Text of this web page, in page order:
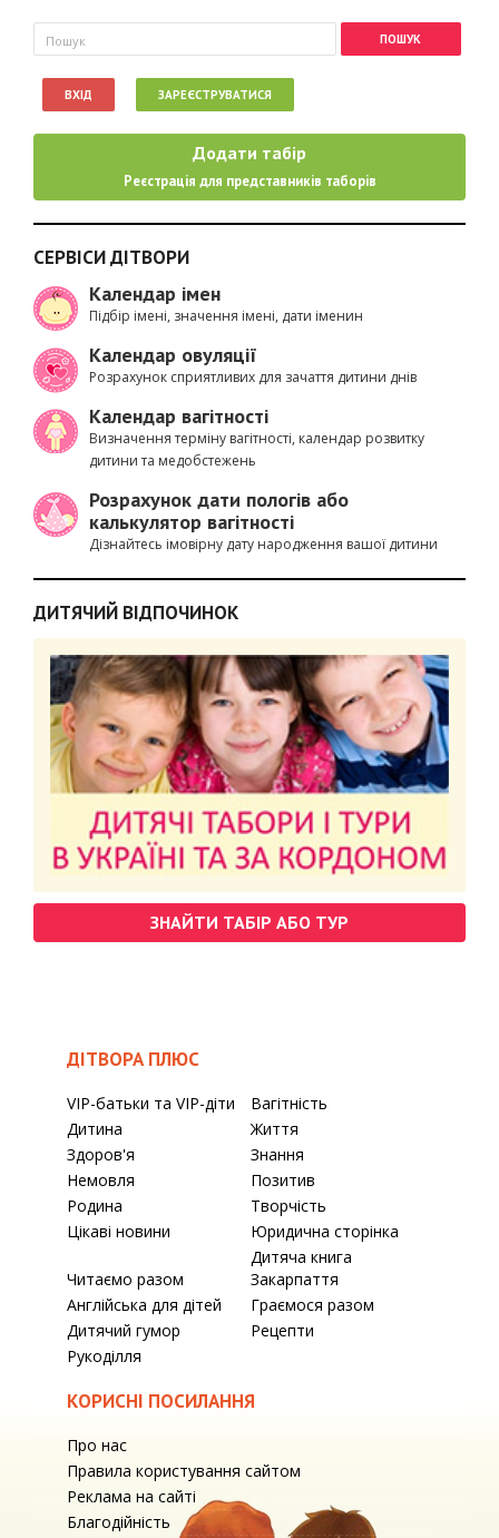
Пошукова форма
Пошук
ВХІД ЗАРЕЄСТРУВАТИСЯ
Додати табір
Реєстрація для представників таборів
СЕРВІСИ ДІТВОРИ
Календар імен
Підбір імені, значення імені, дати іменин
Календар овуляції
Розрахунок сприятливих для зачаття дитини днів
Календар вагітності
Визначення терміну вагітності, календар розвитку
дитини та медобстежень
Розрахунок дати пологів або
калькулятор вагітності
Дізнайтесь імовірну дату народження вашої дитини
ДИТЯЧИЙ ВІДПОЧИНОК
ЗНАЙТИ ТАБІР АБО ТУР
ДІТВОРА ПЛЮС
VIP-батьки та VIP-діти
Вагітність
Дитина
Життя
Здоров'я
Знання
Немовля
Позитив
Родина
Творчість
Цікаві новини
Юридична сторінка
Читаємо разом
Дитяча книга
Закарпаття
Англійська для дітей
Граємося разом
Дитячий гумор
Рецепти
Рукоділля
КОРИСНІ ПОСИЛАННЯ
Про нас
Правила користування сайтом
Реклама на сайті
Благодійність